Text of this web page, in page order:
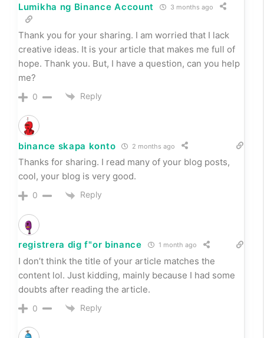
Lumikha ng Binance Account 3 months ago
Thank you for your sharing. I am worried that I lack
creative ideas. It is your article that makes me full of
hope. Thank you. But, I have a question, can you help
me?
0 Reply
binance skapa konto 2 months ago
Thanks for sharing. I read many of your blog posts,
cool, your blog is very good.
0 Reply
registrera dig f"or binance 1 month ago
I don’t think the title of your article matches the
content lol. Just kidding, mainly because I had some
doubts after reading the article.
0 Reply